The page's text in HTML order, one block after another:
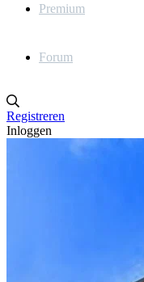
Premium
Forum
Registreren
Inloggen